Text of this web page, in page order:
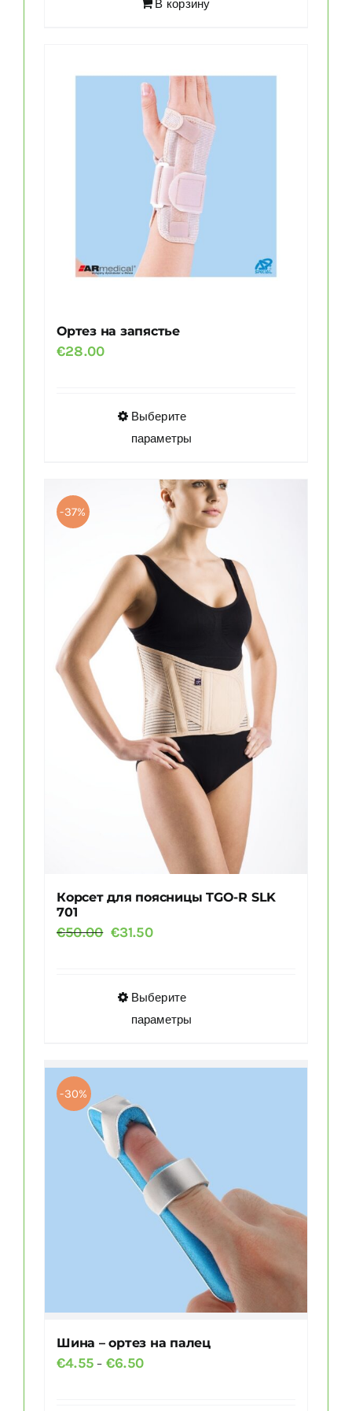
В корзину
Ортез на запястье
€28.00
Выберите
параметры
Этот
товар
несколько
вариаций.
Опции
можно
выбрать
на
-37%
Корсет для поясницы TGO-R SLK
701
€50.00 Первоначальная
€50.00.
€31.50Текущая
Выберите
параметры
Этот
товар
на
странице
товара.
-30%
Шина – ортез на палец
€4.55 – €6.50Диапазон